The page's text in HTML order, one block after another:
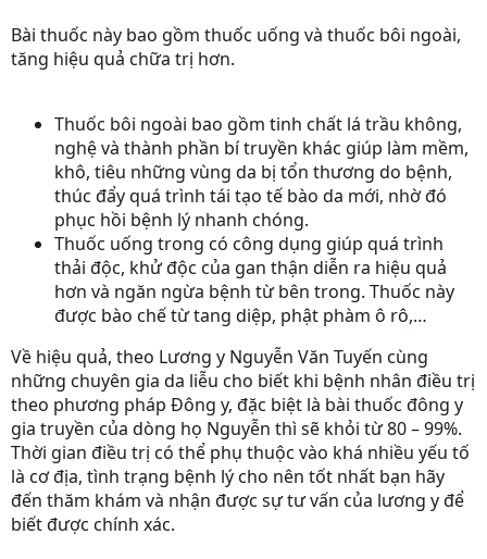
Bài thuốc này bao gồm thuốc uống và thuốc bôi ngoài,
tăng hiệu quả chữa trị hơn.
Thuốc bôi ngoài bao gồm tinh chất lá trầu không,
nghệ và thành phần bí truyền khác giúp làm mềm,
khô, tiêu những vùng da bị tổn thương do bệnh,
thúc đẩy quá trình tái tạo tế bào da mới, nhờ đó
phục hồi bệnh lý nhanh chóng.
Thuốc uống trong có công dụng giúp quá trình
thải độc, khử độc của gan thận diễn ra hiệu quả
hơn và ngăn ngừa bệnh từ bên trong. Thuốc này
được bào chế từ tang diệp, phật phàm ô rô,…
Về hiệu quả, theo Lương y Nguyễn Văn Tuyến cùng
những chuyên gia da liễu cho biết khi bệnh nhân điều trị
theo phương pháp Đông y, đặc biệt là bài thuốc đông y
gia truyền của dòng họ Nguyễn thì sẽ khỏi từ 80 – 99%.
Thời gian điều trị có thể phụ thuộc vào khá nhiều yếu tố
là cơ địa, tình trạng bệnh lý cho nên tốt nhất bạn hãy
đến thăm khám và nhận được sự tư vấn của lương y để
biết được chính xác.